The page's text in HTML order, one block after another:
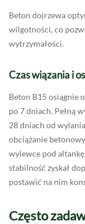
Beton dojrzewa
wilgotności, co
wytrzymałości.
Czas wiązania i
Beton B15 osiągnie
po 7 dniach. Pełną
28 dniach od
obciążanie
wylewce pod
stabilność zyskał
postawić na nim
Często